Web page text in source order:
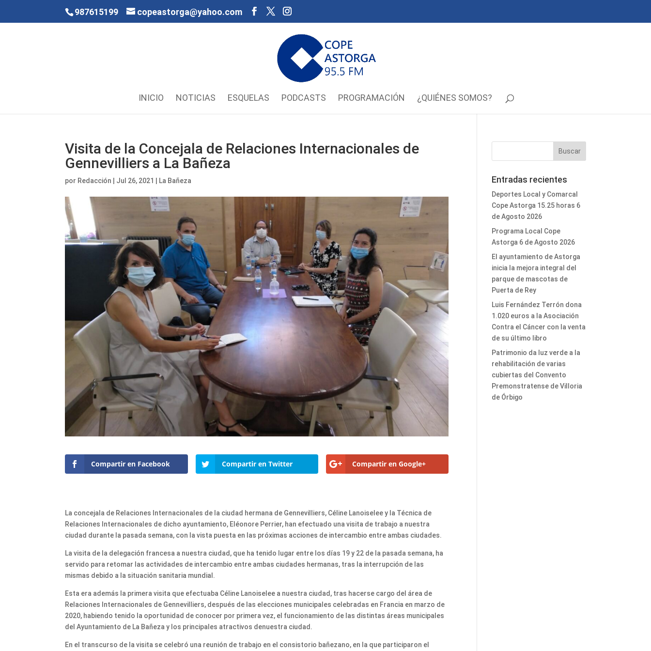
987615199 copeastorga@yahoo.com
INICIO NOTICIAS ESQUELAS PODCASTS PROGRAMACIÓN ¿QUIÉNES SOMOS?
Visita de la Concejala de Relaciones Internacionales de
Gennevilliers a La Bañeza
por Redacción Jul 26, 2021 La Bañeza
Compartir en Facebook Compartir en Twitter Compartir en Google+
La concejala de Relaciones Internacionales de la ciudad hermana de Gennevilliers, Céline Lanoiselee y la Técnica de
Relaciones Internacionales de dicho ayuntamiento, Eléonore Perrier, han efectuado una visita de trabajo a nuestra
ciudad durante la pasada semana, con la vista puesta en las próximas acciones de intercambio entre ambas ciudades.
La visita de la delegación francesa a nuestra ciudad, que ha tenido lugar entre los días 19 y 22 de la pasada semana, ha
servido para retomar las actividades de intercambio entre ambas ciudades hermanas, tras la interrupción de las
mismas debido a la situación sanitaria mundial.
Esta era además la primera visita que efectuaba Céline Lanoiselee a nuestra ciudad, tras hacerse cargo del área de
Relaciones Internacionales de Gennevilliers, después de las elecciones municipales celebradas en Francia en marzo de
2020, habiendo tenido la oportunidad de conocer por primera vez, el funcionamiento de las distintas áreas municipales
del Ayuntamiento de La Bañeza y los principales atractivos denuestra ciudad.
En el transcurso de la visita se celebró una reunión de trabajo en el consistorio bañezano, en la que participaron el
Entradas recientes
Deportes Local y Comarcal
Cope Astorga 15.25 horas 6
de Agosto 2026
Programa Local Cope
Astorga 6 de Agosto 2026
El ayuntamiento de Astorga
inicia la mejora integral del
parque de mascotas de
Puerta de Rey
Luis Fernández Terrón dona
1.020 euros a la Asociación
Contra el Cáncer con la venta
de su último libro
Patrimonio da luz verde a la
rehabilitación de varias
cubiertas del Convento
Premonstratense de Villoria
de Órbigo